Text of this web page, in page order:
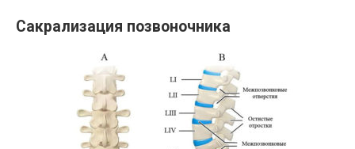
Сакрализация позвоночника